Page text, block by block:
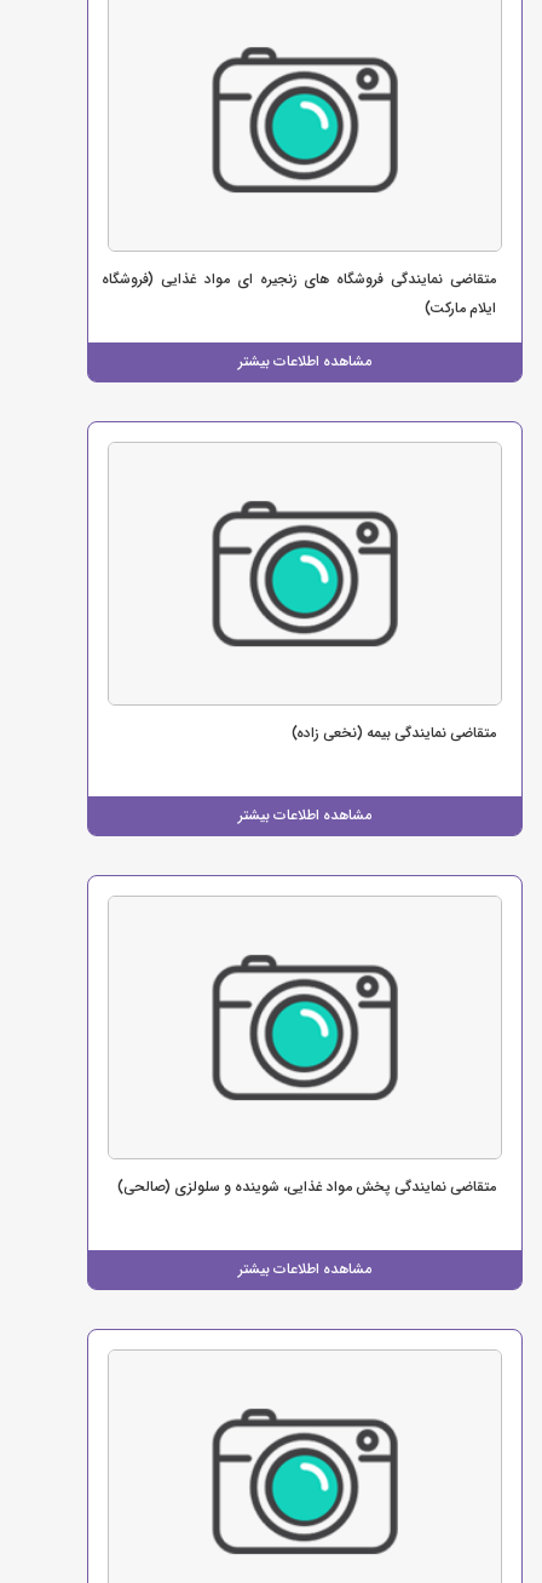
مشاهده اطلاعات بیشتر
متقاضی نمایندگی فروشگاه های زنجیره ای مواد غذایی (فروشگاه
ایلام مارکت)
مشاهده اطلاعات بیشتر
متقاضی نمایندگی بیمه (نخعی زاده)
مشاهده اطلاعات بیشتر
متقاضی نمایندگی پخش مواد غذایی، شوینده و سلولزی (صالحی)